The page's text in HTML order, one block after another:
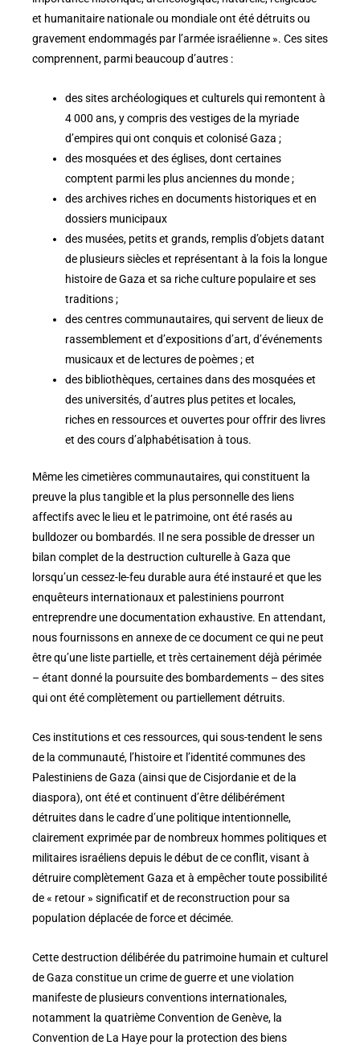
et humanitaire nationale ou mondiale ont été détruits ou
gravement endommagés par l’armée israélienne ». Ces sites
comprennent, parmi beaucoup d’autres :
des sites archéologiques et culturels qui remontent à
4 000 ans, y compris des vestiges de la myriade
d’empires qui ont conquis et colonisé Gaza ;
des mosquées et des églises, dont certaines
comptent parmi les plus anciennes du monde ;
des archives riches en documents historiques et en
dossiers municipaux
des musées, petits et grands, remplis d’objets datant
de plusieurs siècles et représentant à la fois la longue
histoire de Gaza et sa riche culture populaire et ses
traditions ;
des centres communautaires, qui servent de lieux de
rassemblement et d’expositions d’art, d’événements
musicaux et de lectures de poèmes ; et
des bibliothèques, certaines dans des mosquées et
des universités, d’autres plus petites et locales,
riches en ressources et ouvertes pour offrir des livres
et des cours d’alphabétisation à tous.
Même les cimetières communautaires, qui constituent la
preuve la plus tangible et la plus personnelle des liens
affectifs avec le lieu et le patrimoine, ont été rasés au
bulldozer ou bombardés. Il ne sera possible de dresser un
bilan complet de la destruction culturelle à Gaza que
lorsqu’un cessez-le-feu durable aura été instauré et que les
enquêteurs internationaux et palestiniens pourront
entreprendre une documentation exhaustive. En attendant,
nous fournissons en annexe de ce document ce qui ne peut
être qu’une liste partielle, et très certainement déjà périmée
– étant donné la poursuite des bombardements – des sites
qui ont été complètement ou partiellement détruits.
Ces institutions et ces ressources, qui sous-tendent le sens
de la communauté, l’histoire et l’identité communes des
Palestiniens de Gaza (ainsi que de Cisjordanie et de la
diaspora), ont été et continuent d’être délibérément
détruites dans le cadre d’une politique intentionnelle,
clairement exprimée par de nombreux hommes politiques et
militaires israéliens depuis le début de ce conflit, visant à
détruire complètement Gaza et à empêcher toute possibilité
de « retour » significatif et de reconstruction pour sa
population déplacée de force et décimée.
Cette destruction délibérée du patrimoine humain et culturel
de Gaza constitue un crime de guerre et une violation
manifeste de plusieurs conventions internationales,
notamment la quatrième Convention de Genève, la
Convention de La Haye pour la protection des biens